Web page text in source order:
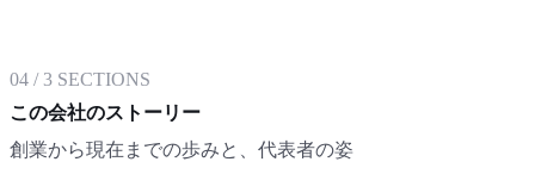
04 /3 SECTIONS
この会社のストーリー
創業から現在までの歩みと、代表者の姿